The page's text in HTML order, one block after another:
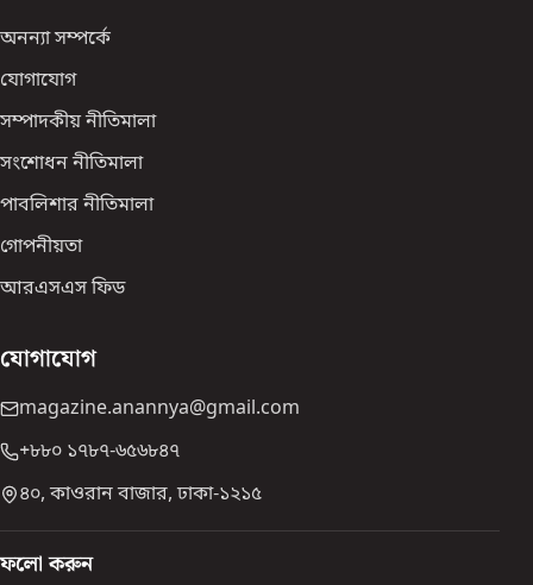
অনন্যা সম্পর্কে
যোগাযোগ
সম্পাদকীয় নীতিমালা
সংশোধন নীতিমালা
পাবলিশার নীতিমালা
গোপনীয়তা
আরএসএস ফিড
যোগাযোগ
magazine.anannya@gmail.com
+৮৮০ ১৭৮৭-৬৫৬৮৪৭
৪০, কাওরান বাজার, ঢাকা-১২১৫
ফলো করুন